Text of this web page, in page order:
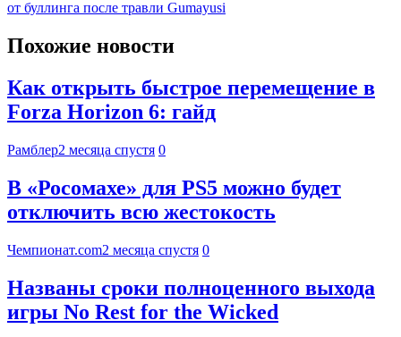
от буллинга после травли Gumayusi
Похожие новости
Как открыть быстрое перемещение в
Forza Horizon 6: гайд
Рамблер2 месяца спустя 0
В «Росомахе» для PS5 можно будет
отключить всю жестокость
Чемпионат.com2 месяца спустя 0
Названы сроки полноценного выхода
игры No Rest for the Wicked